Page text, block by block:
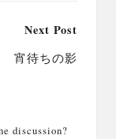
Next Post
宵待ちの影
discussion?